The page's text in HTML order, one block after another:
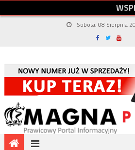
WSPI
Sobota, 08 Sierpnia